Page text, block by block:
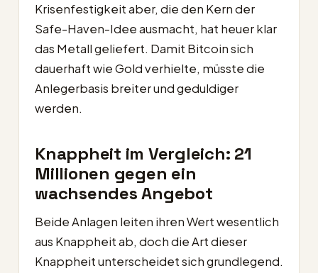
Krisenfestigkeit aber, die den Kern der
Safe-Haven-Idee ausmacht, hat heuer klar
das Metall geliefert. Damit Bitcoin sich
dauerhaft wie Gold verhielte, müsste die
Anlegerbasis breiter und geduldiger
werden.
Knappheit im Vergleich: 21
Millionen gegen ein
wachsendes Angebot
Beide Anlagen leiten ihren Wert wesentlich
aus Knappheit ab, doch die Art dieser
Knappheit unterscheidet sich grundlegend.